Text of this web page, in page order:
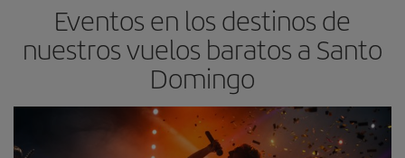
Eventos en los destinos de
nuestros vuelos baratos a Santo
Domingo